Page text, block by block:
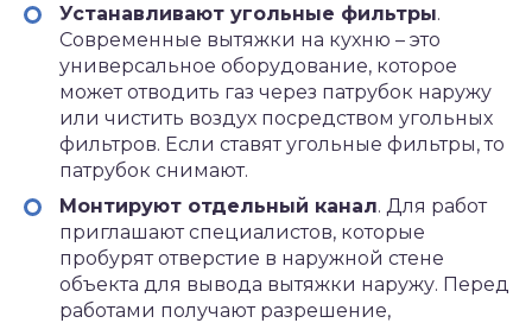
Устанавливают угольные фильтры.
Современные вытяжки на кухню – это
универсальное оборудование, которое
может отводить газ через патрубок наружу
или чистить воздух посредством угольных
фильтров. Если ставят угольные фильтры, то
патрубок снимают.
Монтируют отдельный канал. Для работ
приглашают специалистов, которые
пробурят отверстие в наружной стене
объекта для вывода вытяжки наружу. Перед
работами получают разрешение,